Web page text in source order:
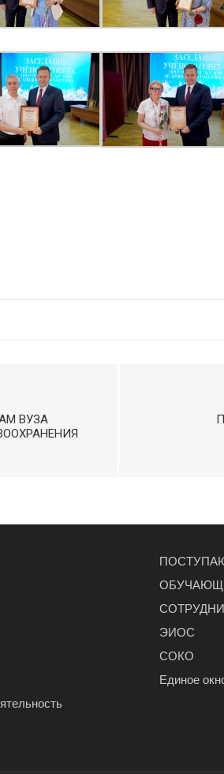
ВУЗА
ЭИОС
СОКО
Единое